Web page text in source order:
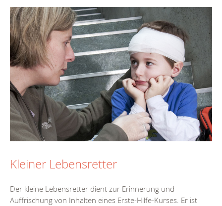
Kleiner Lebensretter
Der kleine Lebensretter dient zur Erinnerung und
Auffrischung von Inhalten eines Erste-Hilfe-Kurses. Er ist